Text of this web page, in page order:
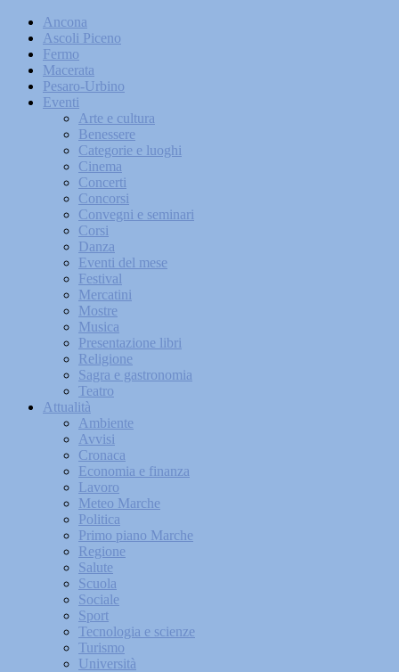
Ancona
Ascoli Piceno
Fermo
Macerata
Pesaro-Urbino
Eventi
Arte e cultura
Benessere
Categorie e luoghi
Cinema
Concerti
Concorsi
Convegni e seminari
Corsi
Danza
Eventi del mese
Festival
Mercatini
Mostre
Musica
Presentazione libri
Religione
Sagra e gastronomia
Teatro
Attualità
Ambiente
Avvisi
Cronaca
Economia e finanza
Lavoro
Meteo Marche
Politica
Primo piano Marche
Regione
Salute
Scuola
Sociale
Sport
Tecnologia e scienze
Turismo
Università